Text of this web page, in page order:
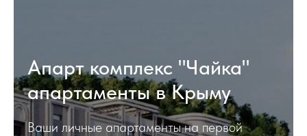
Апарт комплекс "Чайка"
апартаменты в Крыму
Ваши личные апартаменты на первой